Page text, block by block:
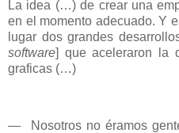
La idea (…) de crear una
en el momento adecuado. Y
lugar dos grandes
software] que aceleraron la
graficas (…)
—
Nosotros no éramos